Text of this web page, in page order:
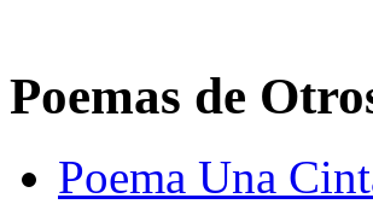
Poemas de
Poema Una